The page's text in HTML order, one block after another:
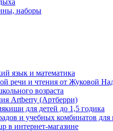
наборы
язык и математика
речи и чтения от Жуковой
возраста
Artberry (Артберри)
для детей до 1,5 годика
и учебных комбинатов
в интернет-магазине